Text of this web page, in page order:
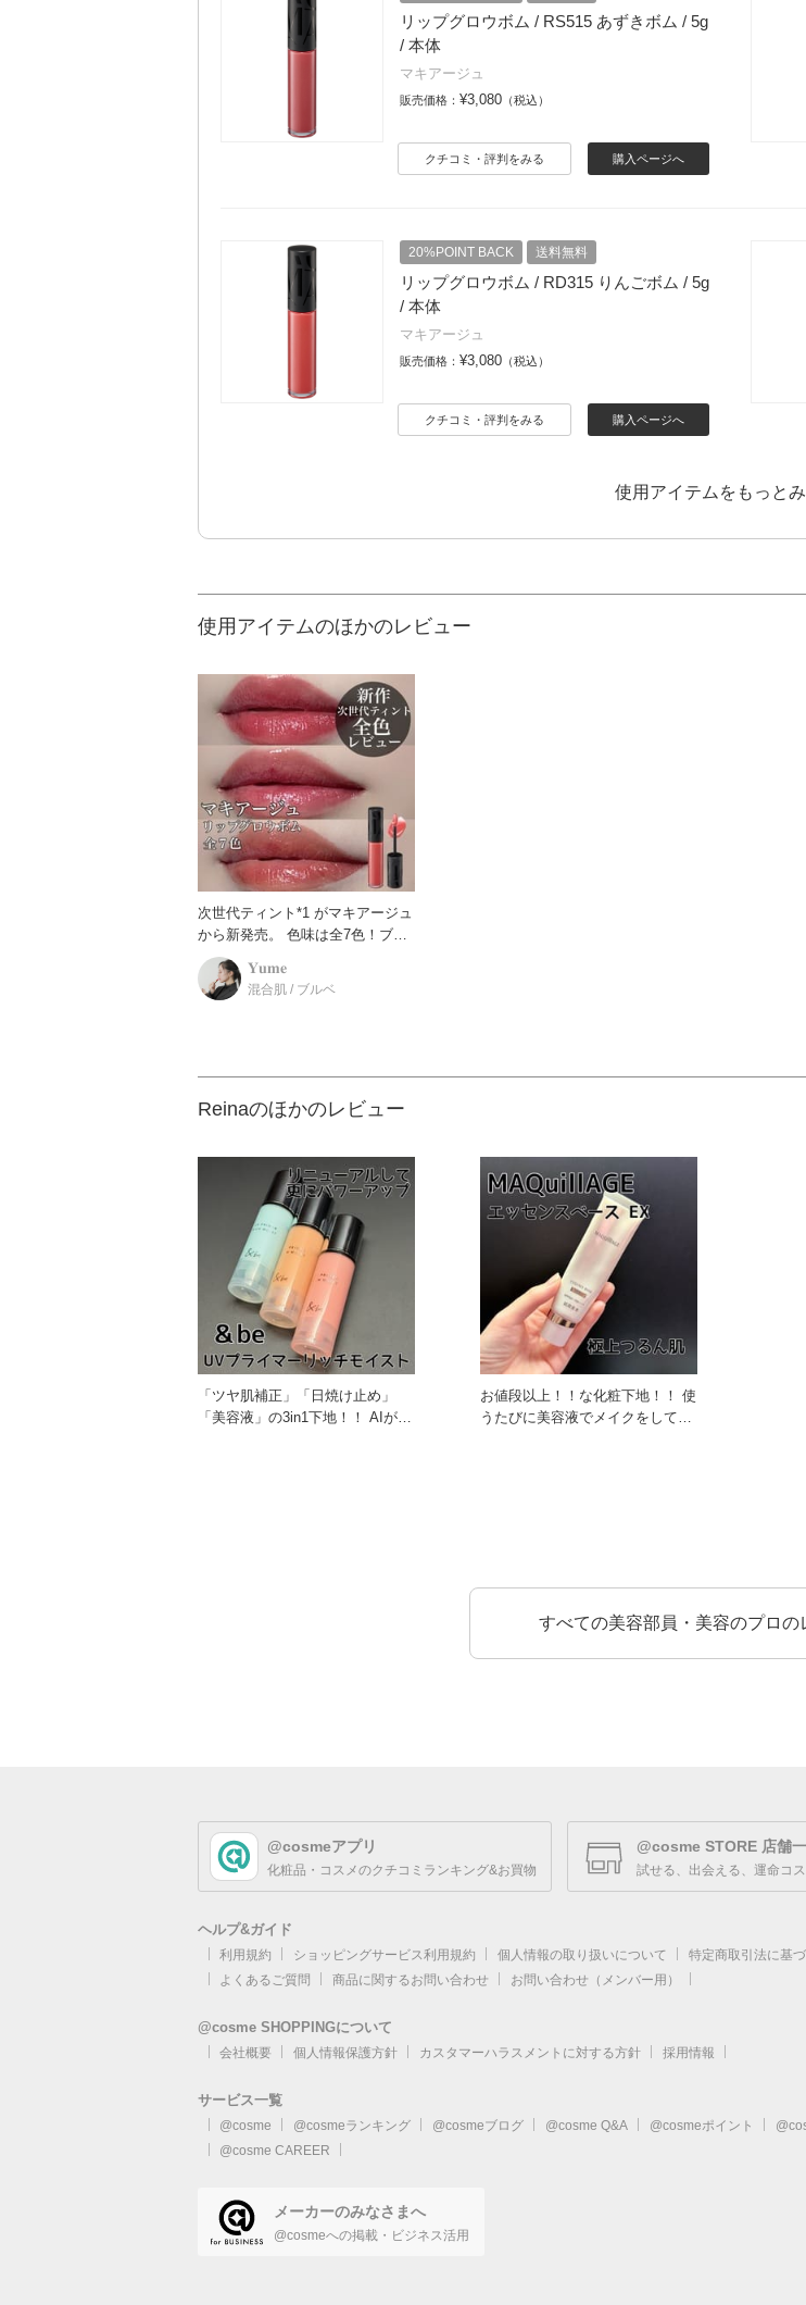
リップグロウボム / RS515 あずきボム / 5g
/ 本体
マキアージュ
販売価格： ¥3,080 （税込）
購入ページへ
クチコミ・評判をみる
20%POINT BACK 送料無料
リップグロウボム / RD315 りんごボム / 5g
/ 本体
マキアージュ
販売価格： ¥3,080 （税込）
購入ページへ
クチコミ・評判をみる
使用アイテムをもっと
使用アイテムのほかのレビュー
次世代ティント*1 がマキアージュ
から新発売。 色味は全7色！ブル
ーベース2色、ニュート
𝐘𝐮𝐦𝐞
混合肌 / ブルベ
Reinaのほかのレビュー
「ツヤ肌補正」「日焼け止め」
「美容液」の3in1下地！！ AIが導
お値段以上！！な化粧下地！！ 使
うたびに美容液でメイクをしてい
すべての美容部員・美容のプロの
@cosmeアプリ
化粧品・コスメのクチコミランキング&お買物
@cosme STORE 店舗
試せる、出会える、運命コ
ヘルプ&ガイド
利用規約 ショッピングサービス利用規約 個人情報の取り扱いについて 特定商取引法に基
よくあるご質問
商品に関するお問い合わせ お問い合わせ（メンバー用）
@cosme SHOPPINGについて
会社概要 個人情報保護方針 カスタマーハラスメントに対する方針 採用情報
サービス一覧
@cosme @cosmeランキング @cosmeブログ @cosme Q&A @cosmeポイント
@cosme CAREER
メーカーのみなさまへ
@cosmeへの掲載・ビジネス活用